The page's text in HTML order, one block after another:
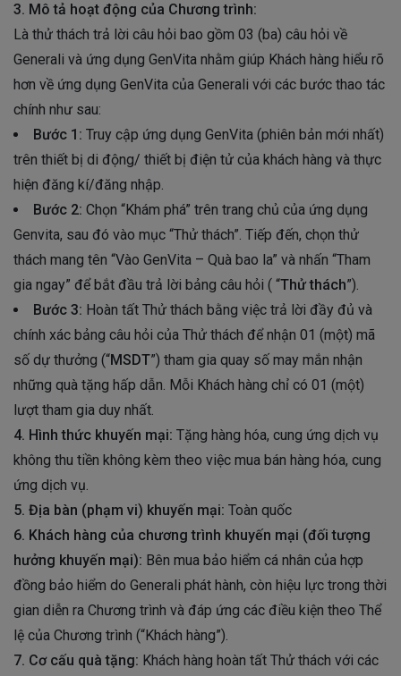
3. Mô tả hoạt động của Chương trình:
Là thử thách trả lời câu hỏi bao gồm 03 (ba) câu hỏi về
Generali và ứng dụng GenVita nhằm giúp Khách hàng hiểu rõ
hơn về ứng dụng GenVita của Generali với các bước thao tác
chính như sau:
Bước 1: Truy cập ứng dụng GenVita (phiên bản mới nhất)
trên thiết bị di động/ thiết bị điện tử của khách hàng và thực
hiện đăng kí/đăng nhập.
Bước 2: Chọn “Khám phá” trên trang chủ của ứng dụng
Genvita, sau đó vào mục “Thử thách”. Tiếp đến, chọn thử
thách mang tên “Vào GenVita – Quà bao la” và nhấn “Tham
gia ngay” để bắt đầu trả lời bảng câu hỏi ( “Thử thách”).
Bước 3: Hoàn tất Thử thách bằng việc trả lời đầy đủ và
chính xác bảng câu hỏi của Thử thách để nhận 01 (một) mã
số dự thưởng (“MSDT”) tham gia quay số may mắn nhận
những quà tặng hấp dẫn. Mỗi Khách hàng chỉ có 01 (một)
lượt tham gia duy nhất.
4. Hình thức khuyến mại: Tặng hàng hóa, cung ứng dịch vụ
không thu tiền không kèm theo việc mua bán hàng hóa, cung
ứng dịch vụ.
5. Địa bàn (phạm vi) khuyến mại: Toàn quốc
6. Khách hàng của chương trình khuyến mại (đối tượng
hưởng khuyến mại): Bên mua bảo hiểm cá nhân của hợp
đồng bảo hiểm do Generali phát hành, còn hiệu lực trong thời
gian diễn ra Chương trình và đáp ứng các điều kiện theo Thể
lệ của Chương trình (“Khách hàng”).
7. Cơ cấu quà tặng: Khách hàng hoàn tất Thử thách với các